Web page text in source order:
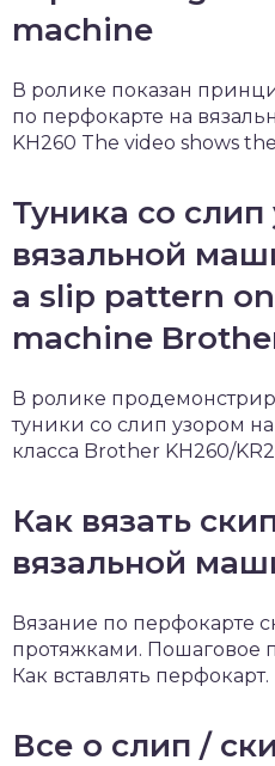
machine
В ролике показан
по перфокарте на
KH260 The video shows
Туника со
вязальной
a slip pattern
machine
В ролике
туники со слип узором
класса Brother KH260/
Как вязать
вязальной
Вязание по перфокарте
протяжками. Пошаговое
Как вставлять перфокарт.
Все о слип /